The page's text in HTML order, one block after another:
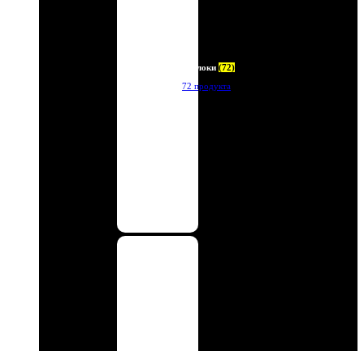
Брелоки (72)
72 продукта